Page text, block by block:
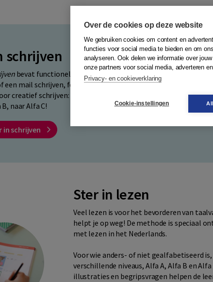
schrijven
bevat functionele oefeningen voor beginnende schrijvers.
een mail schrijven, formulieren invullen en eenvoudige
creatief schrijven: gedichten, posters, (strip)verhalen; het
naar Alfa C!
in schrijven
Ster in lezen
Veel lezen is voor het bevorderen van
helpt je op weg! De methode is speciaal
met lezen in het Nederlands.
Voor wie anders- of niet gealfabetiseerd
verschillende niveaus, Alfa A, Alfa B en
illustraties en begripsvragen helpen de
Over de cookies op deze website
We gebruiken cookies om content en
functies voor social media te bieden en om
analyseren. Ook delen we informatie over
onze partners voor social media, adverteren
Privacy- en cookieverklaring
Cookie-instellingen